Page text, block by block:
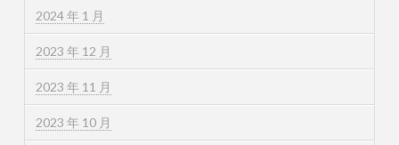
2024 年 1 月
2023 年 12 月
2023 年 11 月
2023 年 10 月